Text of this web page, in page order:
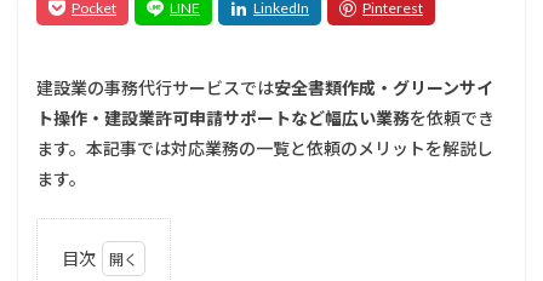
建設業の事務代行サービスでは安全書類作成・グリーンサイ
ト操作・建設業許可申請サポートなど幅広い業務を依頼でき
ます。本記事では対応業務の一覧と依頼のメリットを解説し
ます。
目次